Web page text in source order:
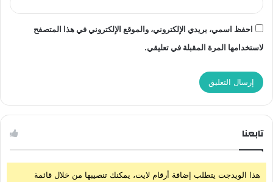
احفظ اسمي، بريدي الإلكتروني، والموقع الإلكتروني في هذا المتصفح
لاستخدامها المرة المقبلة في تعليقي.
تابعنا
هذا الويدجت يتطلب إضافة أرقام لايت، يمكنك تنصيبها من خلال قائمة